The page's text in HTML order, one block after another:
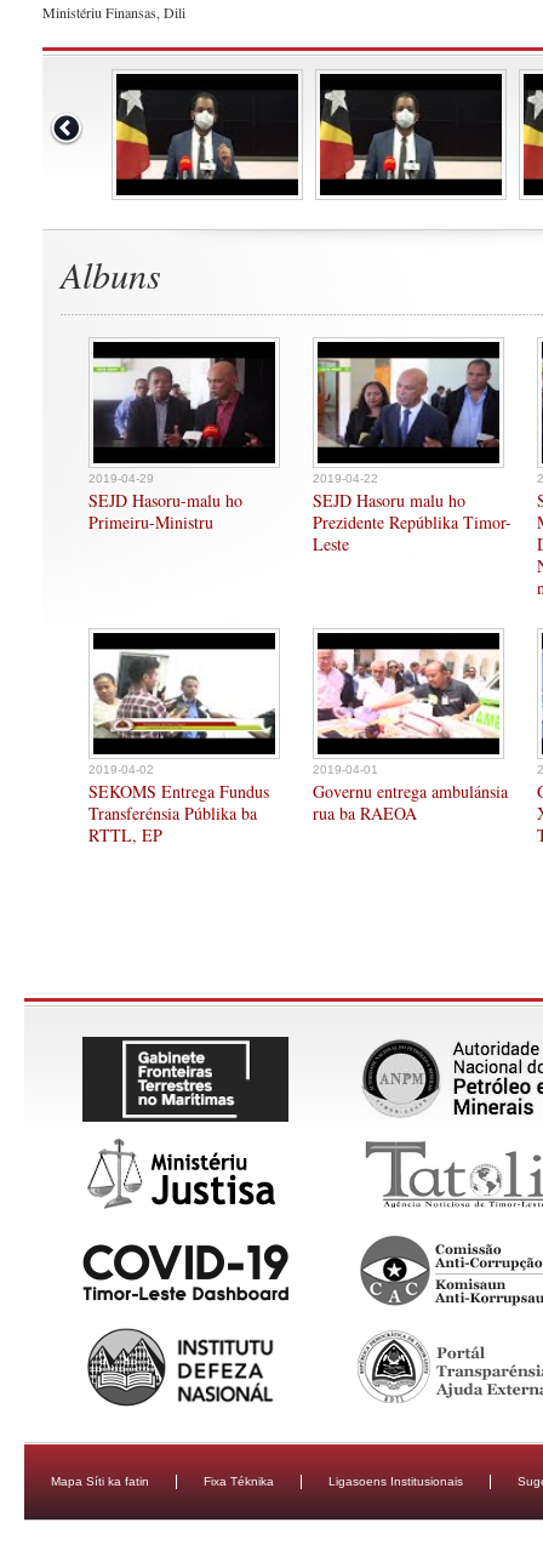
Ministériu Finansas, Dili
Albuns
2019-04-29
SEJD Hasoru-malu ho
Primeiru-Ministru
2019-04-22
SEJD Hasoru malu ho
Prezidente Repúblika Timor-
Leste
2019-04-02
SEKOMS Entrega Fundus
Transferénsia Públika ba
RTTL, EP
2019-04-01
Governu entrega ambulánsia
rua ba RAEOA
Mapa Síti ka fatin Fixa Téknika Ligasoens Institusionais